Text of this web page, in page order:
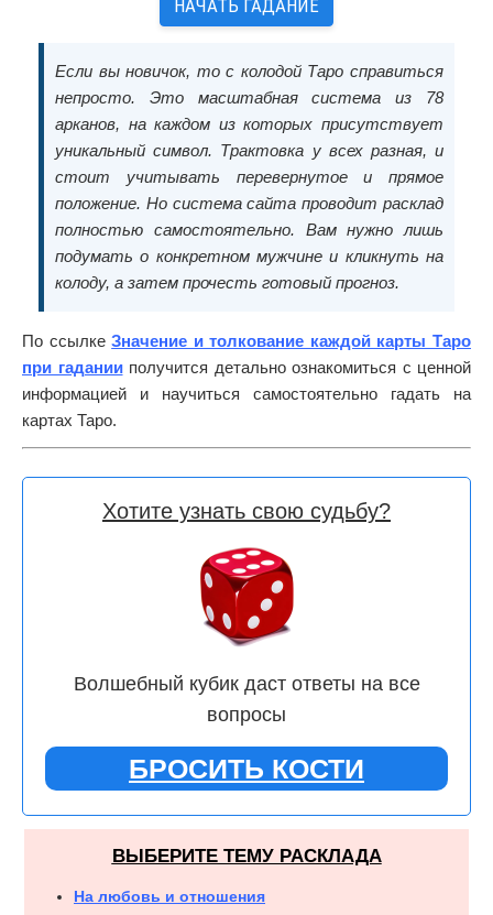
НАЧАТЬ ГАДАНИЕ
Если вы новичок, то с колодой Таро справиться
непросто. Это масштабная система из 78
арканов, на каждом из которых присутствует
уникальный символ. Трактовка у всех разная, и
стоит учитывать перевернутое и прямое
положение. Но система сайта проводит расклад
полностью самостоятельно. Вам нужно лишь
подумать о конкретном мужчине и кликнуть на
колоду, а затем прочесть готовый прогноз.
По ссылкеЗначение и толкование каждой карты Таро
при гаданииполучится детально ознакомиться с ценной
информацией и научиться самостоятельно гадать на
картах Таро.
Хотите узнать свою судьбу?
Волшебный кубик даст ответы на все
вопросы
БРОСИТЬ КОСТИ
ВЫБЕРИТЕ ТЕМУ РАСКЛАДА
На любовь и отношения